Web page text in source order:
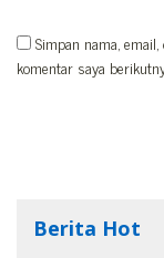
Simpan nama,
komentar saya
Berita Hot